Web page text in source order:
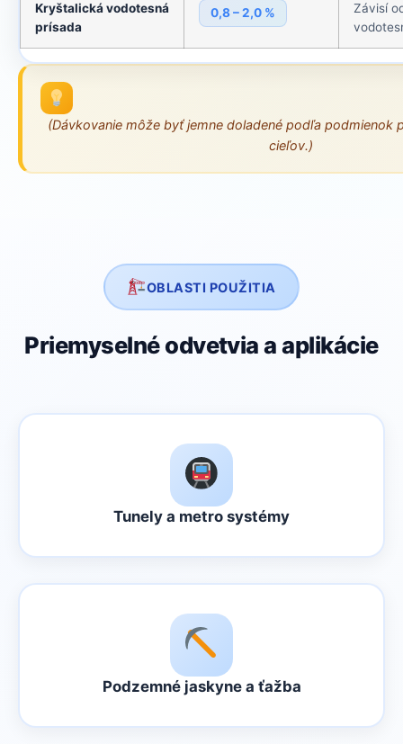
Kryštalická vodotesná
prísada
0,8 – 2,0 %
Závisí
(Dávkovanie môže byť jemne doladené podľa podmienok
cieľov.)
OBLASTI POUŽITIA
Priemyselné odvetvia a aplikácie
Tunely a metro systémy
Podzemné jaskyne a ťažba